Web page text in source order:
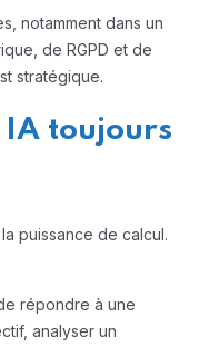
notamment dans un
de RGPD et de
stratégique.
IA toujours
puissance de calcul.
répondre à une
analyser un